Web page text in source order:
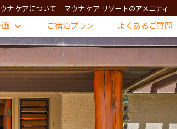
ナ ケアについて マウナ ケア リゾートのアメニティ
ご宿泊プラン よくあるご質問